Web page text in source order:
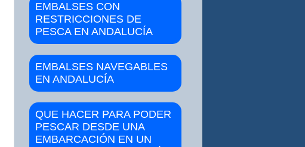
EMBALSES CON
RESTRICCIONES DE
PESCA EN ANDALUCÍA
EMBALSES NAVEGABLES
EN ANDALUCÍA
QUE HACER PARA PODER
PESCAR DESDE UNA
EMBARCACIÓN EN UN